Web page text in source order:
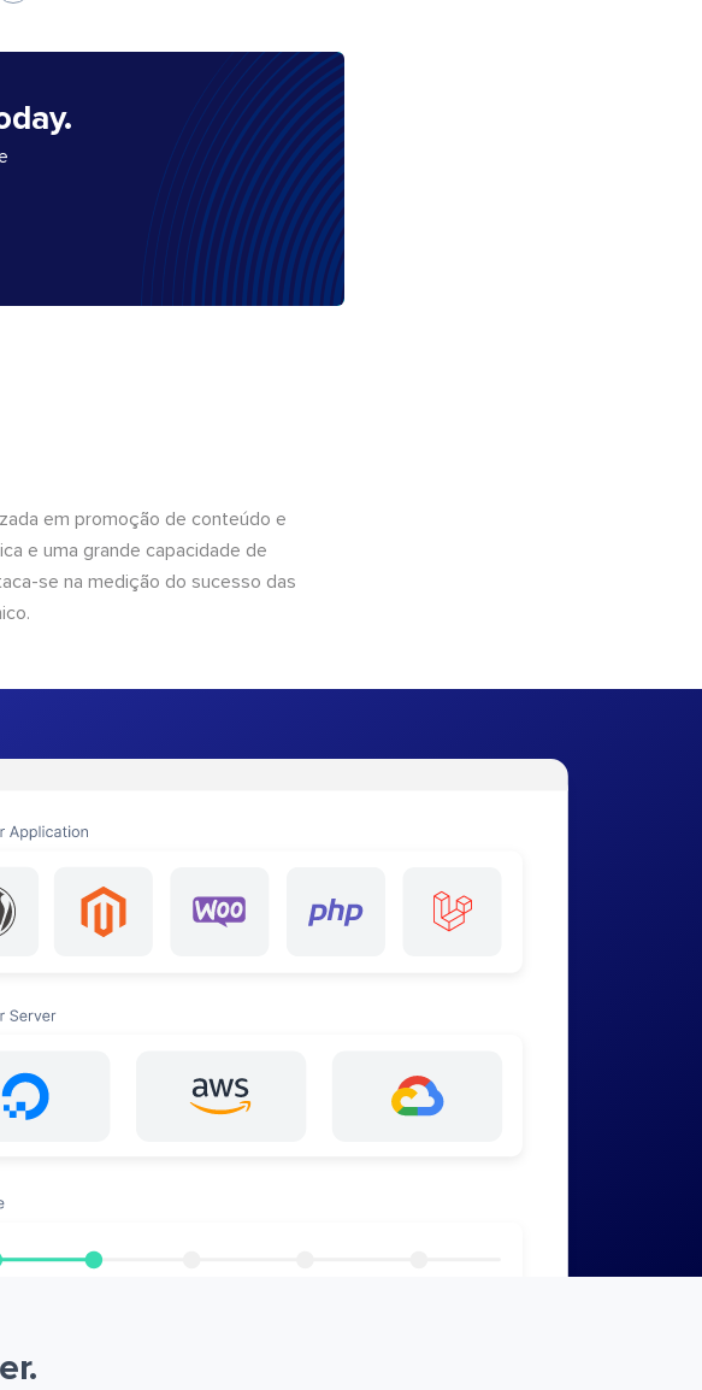
em promoção de conteúdo e
e uma grande capacidade de
se na medição do sucesso das